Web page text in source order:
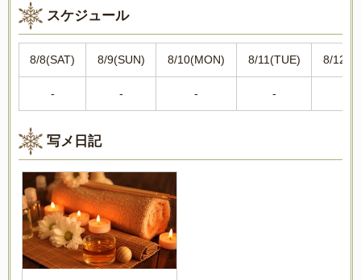
スケジュール
8/8(SAT) 8/9(SUN) 8/10(MON) 8/11(TUE) 8/
- - - -
写メ日記